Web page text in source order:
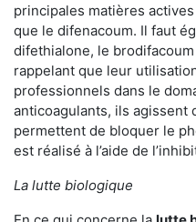
principales matières
que le difenacoum. Il faut
difethialone, le
rappelant que leur
professionnels dans le
anticoagulants, ils agissent
permettent de bloquer le
est réalisé à l’aide de
La lutte biologique